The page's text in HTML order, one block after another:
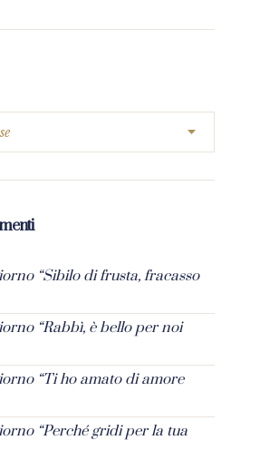
“Sibilo di frusta, fracasso
“Rabbì, è bello per noi
“Ti ho amato di amore
“Perché gridi per la tua